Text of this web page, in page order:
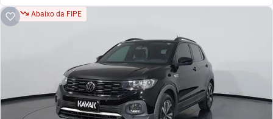
Abaixo da FIPE